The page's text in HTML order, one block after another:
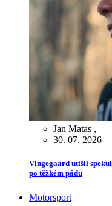
Jan Matas ,
30. 07. 2026
Vingegaard utišil
po těžkém pádu
Motorsport